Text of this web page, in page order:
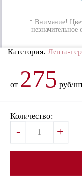
* Внимание!
незначительное
Категория: Лента-
от 275 руб/
Количество:
- +